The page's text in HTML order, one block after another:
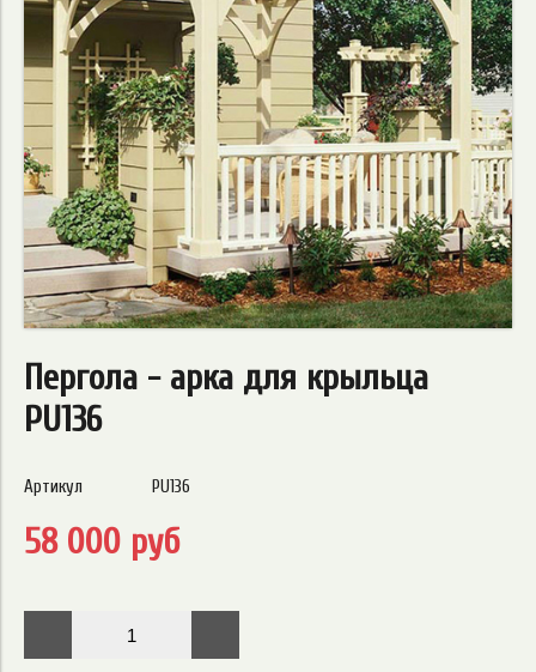
Пергола - арка для крыльца
PU136
Артикул PU136
58 000 руб